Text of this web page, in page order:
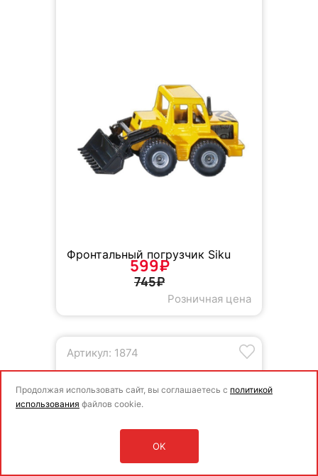
Фронтальный погрузчик Siku
599₽
745₽
Розничная цена
Артикул: 1874
Оставить заявку
Продолжая использовать сайт, вы соглашаетесь с политикой
использования файлов cookie.
OK